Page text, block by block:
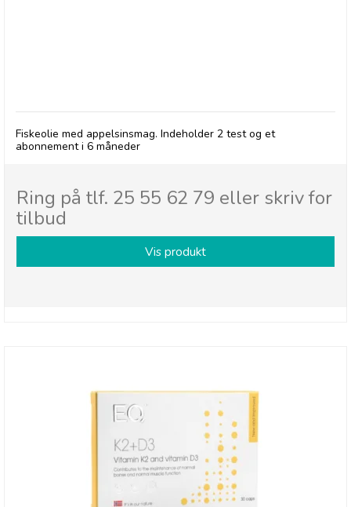
Fiskeolie med appelsinsmag. Indeholder 2 test og et
abonnement i 6 måneder
Ring på tlf. 25 55 62 79 eller skriv for
tilbud
Vis produkt